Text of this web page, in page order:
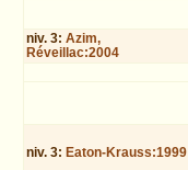
niv. 3:Azim,
Réveillac:2004
niv. 3: Eaton-Krauss:1999